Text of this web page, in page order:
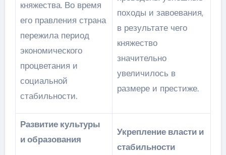
княжества. Во время
его правления страна
пережила период
экономического
процветания и
социальной
стабильности.
походы и завоевания,
в результате чего
княжество
значительно
увеличилось в
размере и престиже.
Развитие культуры
и образования
Укрепление власти и
стабильности